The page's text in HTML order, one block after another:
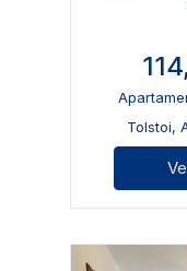
Tolstoi,